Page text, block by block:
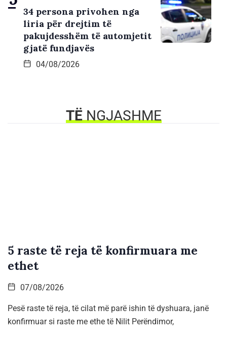
34 persona privohen nga
liria për drejtim të
pakujdesshëm të automjetit
gjatë fundjavës
04/08/2026
TËNGJASHME
5 raste të reja të konfirmuara me
ethet
07/08/2026
Pesë raste të reja, të cilat më parë ishin të dyshuara, janë
konfirmuar si raste me ethe të Nilit Perëndimor,